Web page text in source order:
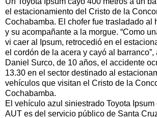
el estacionamiento del Cristo de la
Cochabamba. El chofer fue trasladado al
y su acompañante a la morgue. “Como
vi caer al Ipsum, retrocedió en el
el cordón de la acera y cayó al
Daniel Surco, de 10 años, el accidente
13.30 en el sector destinado al
vehículos que visitan el Cristo de la
Cochabamba.
El vehículo azul siniestrado Toyota
AUT es del servicio público de Santa